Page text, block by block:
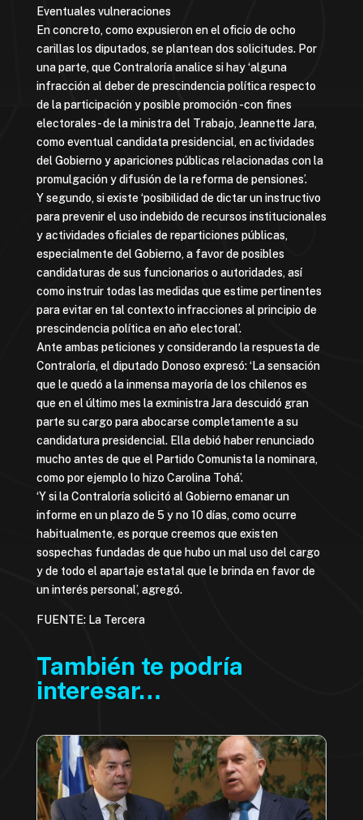
Eventuales vulneraciones
En concreto, como expusieron en el oficio de ocho
carillas los diputados, se plantean dos solicitudes. Por
una parte, que Contraloría analice si hay ‘alguna
infracción al deber de prescindencia política respecto
de la participación y posible promoción -con fines
electorales- de la ministra del Trabajo, Jeannette Jara,
como eventual candidata presidencial, en actividades
del Gobierno y apariciones públicas relacionadas con la
promulgación y difusión de la reforma de pensiones’.
Y segundo, si existe ‘posibilidad de dictar un instructivo
para prevenir el uso indebido de recursos institucionales
y actividades oficiales de reparticiones públicas,
especialmente del Gobierno, a favor de posibles
candidaturas de sus funcionarios o autoridades, así
como instruir todas las medidas que estime pertinentes
para evitar en tal contexto infracciones al principio de
prescindencia política en año electoral’.
Ante ambas peticiones y considerando la respuesta de
Contraloría, el diputado Donoso expresó: ‘La sensación
que le quedó a la inmensa mayoría de los chilenos es
que en el último mes la exministra Jara descuidó gran
parte su cargo para abocarse completamente a su
candidatura presidencial. Ella debió haber renunciado
mucho antes de que el Partido Comunista la nominara,
como por ejemplo lo hizo Carolina Tohá’.
‘Y si la Contraloría solicitó al Gobierno emanar un
informe en un plazo de 5 y no 10 días, como ocurre
habitualmente, es porque creemos que existen
sospechas fundadas de que hubo un mal uso del cargo
y de todo el apartaje estatal que le brinda en favor de
un interés personal’, agregó.
FUENTE: La Tercera
También te podría
interesar…